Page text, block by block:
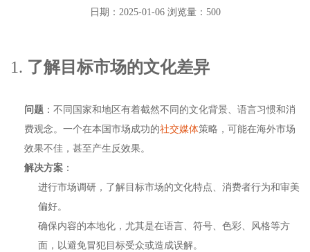
日期：2025-01-06 浏览量：500
1. 了解目标市场的文化差异
问题 ：不同国家和地区有着截然不同的文化背景、语言习惯和消
费观念。一个在本国市场成功的社交媒体策略，可能在海外市场
效果不佳，甚至产生反效果。
解决方案 ：
进行市场调研，了解目标市场的文化特点、消费者行为和审美
偏好。
确保内容的本地化，尤其是在语言、符号、色彩、风格等方
面，以避免冒犯目标受众或造成误解。